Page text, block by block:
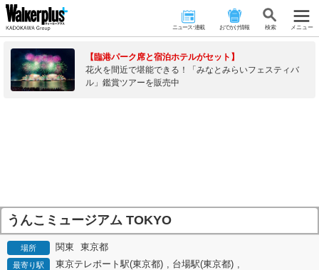
ニュース･連載 おでかけ情報 検 索 メニュー
【臨港パーク席と宿泊ホテルがセット】
花火を間近で堪能できる！「みなとみらいフェスティバ
ル」鑑賞ツアーを販売中
うんこミュージアム TOKYO
場所 関東 東京都
最寄り駅 東京テレポート駅(東京都) , 台場駅(東京都) ,